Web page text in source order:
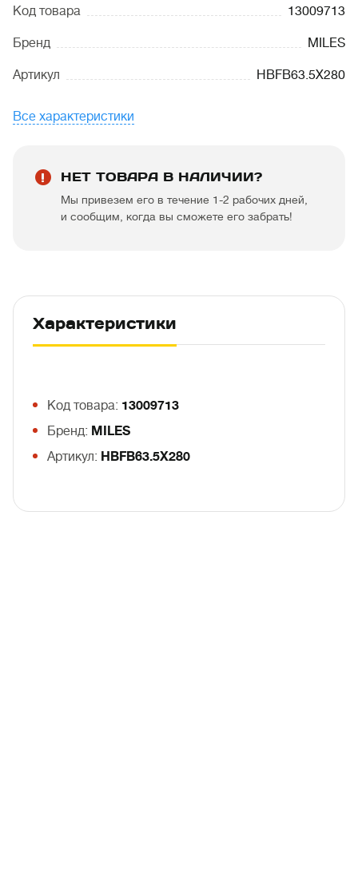
Код товара 13009713
Бренд MILES
Артикул HBFB63.5X280
Все характеристики
НЕТ ТОВАРА В НАЛИЧИИ?
Мы привезем его в течение 1-2 рабочих дней,
и сообщим, когда вы сможете его забрать!
Характеристики
Код товара: 13009713
Бренд: MILES
Артикул: HBFB63.5X280